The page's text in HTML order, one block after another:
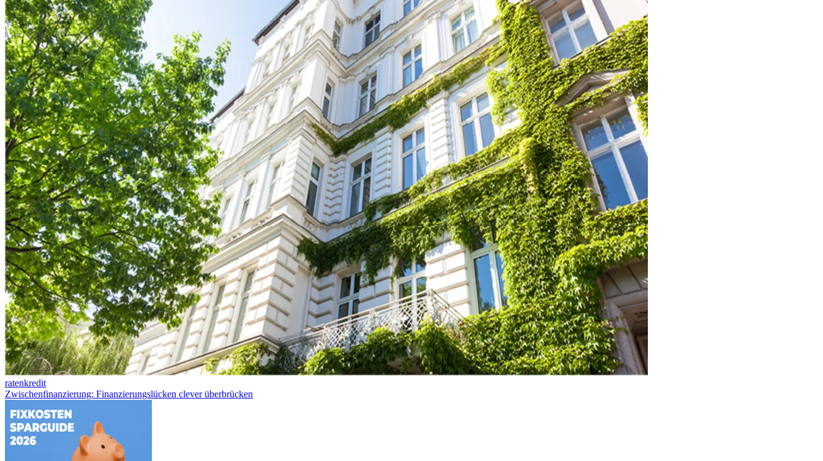
ratenkredit
Zwischenfinanzierung: Finanzierungslücken clever überbrücken